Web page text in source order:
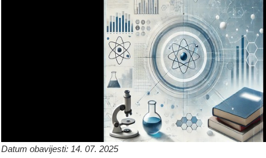
Datum obavijesti: 14. 07. 2025